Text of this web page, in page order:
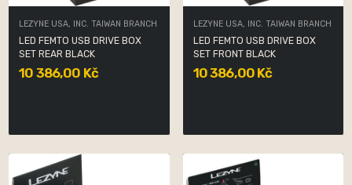
LEZYNE USA, INC. TAIWAN BRANCH
LED FEMTO USB DRIVE BOX
SET REAR BLACK
10 386,00 Kč
LEZYNE USA, INC. TAIWAN BRANCH
LED FEMTO USB DRIVE BOX
SET FRONT BLACK
10 386,00 Kč